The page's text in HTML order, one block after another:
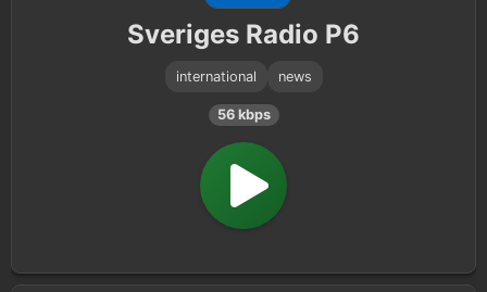
Sveriges Radio P6
international news
56 kbps